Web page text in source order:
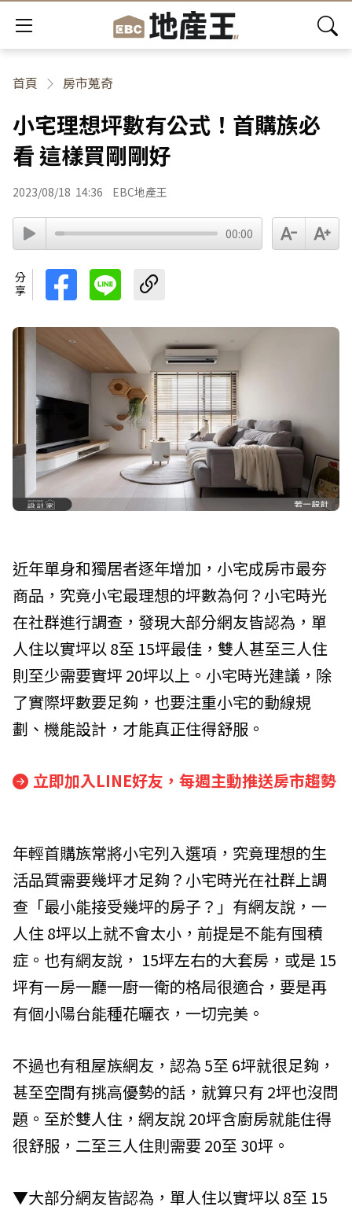
首頁 房市蒐奇
小宅理想坪數有公式！首購族必
看 這樣買剛剛好
2023/08/18 14:36 EBC地產王
00:00
分享
近年單身和獨居者逐年增加，小宅成房市最夯
商品，究竟小宅最理想的坪數為何？小宅時光
在社群進行調查，發現大部分網友皆認為，單
人住以實坪以 8至 15坪最佳，雙人甚至三人住
則至少需要實坪 20坪以上。小宅時光建議，除
了實際坪數要足夠，也要注重小宅的動線規
劃、機能設計，才能真正住得舒服。
立即加入LINE好友，每週主動推送房市趨勢
年輕首購族常將小宅列入選項，究竟理想的生
活品質需要幾坪才足夠？小宅時光在社群上調
查「最小能接受幾坪的房子？」有網友說，一
人住 8坪以上就不會太小，前提是不能有囤積
症。也有網友說， 15坪左右的大套房，或是 15
坪有一房一廳一廚一衛的格局很適合，要是再
有個小陽台能種花曬衣，一切完美。
不過也有租屋族網友，認為 5至 6坪就很足夠，
甚至空間有挑高優勢的話，就算只有 2坪也沒問
題。至於雙人住，網友說 20坪含廚房就能住得
很舒服，二至三人住則需要 20至 30坪。
▼大部分網友皆認為，單人住以實坪以 8至 15